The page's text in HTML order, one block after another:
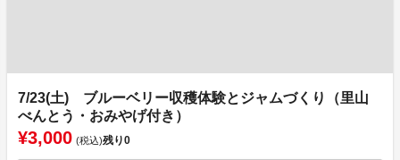
7/23(土) ブルーベリー収穫体験とジャムづくり（里山
べんとう・おみやげ付き）
¥3,000 (税込)残り0